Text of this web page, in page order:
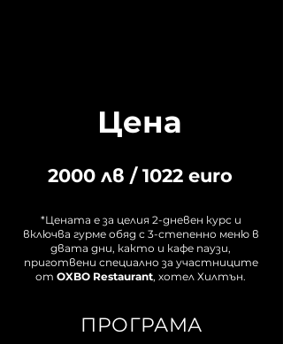
Цена
2000 лв / 1022 euro
*Цената е за целия 2-дневен курс и
включва гурме обяд с 3-степенно меню в
двата дни, както и кафе паузи,
приготвени специално за участниците
от OXBO Restaurant, хотел Хилтън.
ПРОГРАМА